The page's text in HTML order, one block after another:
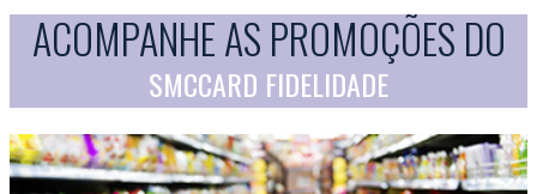
ACOMPANHE AS PROMOÇÕES DO
SMCCARD FIDELIDADE